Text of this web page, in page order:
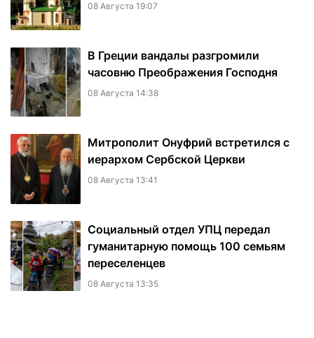
08 Августа 19:07
В Греции вандалы разгромили
часовню Преображения Господня
08 Августа 14:38
Митрополит Онуфрий встретился с
иерархом Сербской Церкви
08 Августа 13:41
Социальный отдел УПЦ передал
гуманитарную помощь 100 семьям
переселенцев
08 Августа 13:35